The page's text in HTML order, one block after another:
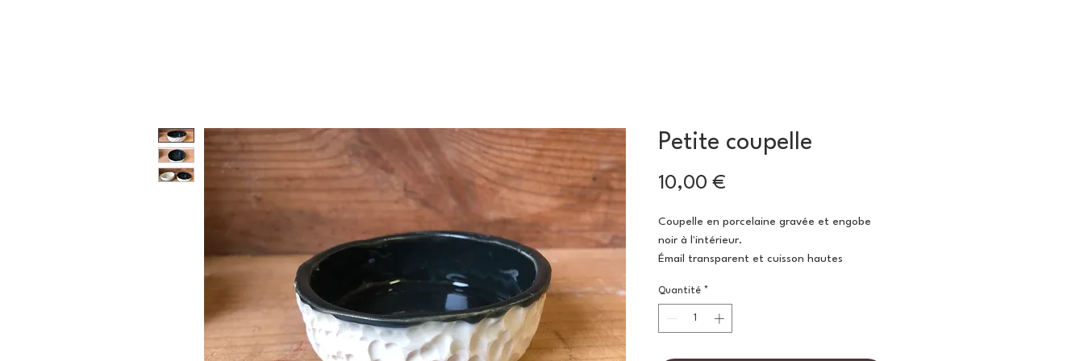
Petite coupelle
10,00 €
Coupelle en porcelaine gravée et engobe
noir à l'intérieur.
Émail transparent et cuisson hautes
Hauteur:3 cm
Diamètre:9cm
Quantité *